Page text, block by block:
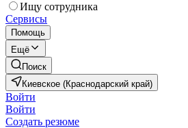
Ищу сотрудника
Сервисы
Помощь
Ещё
Поиск
Киевское (Краснодарский край)
Войти
Войти
Создать резюме